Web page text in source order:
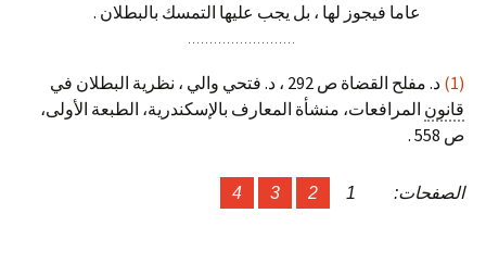
عاما فيجوز لها ، بل يجب عليها التمسك بالبطلان .
(1)
د. مفلح القضاة ص 292 ، د. فتحي والي ، نظرية البطلان في
قانون المرافعات، منشأة المعارف بالإسكندرية، الطبعة الأولى،
ص 558 .
الصفحات: 1
2
3
4